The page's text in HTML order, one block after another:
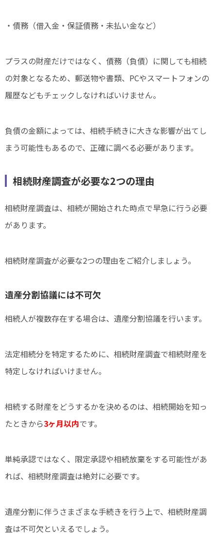
・債務（借入金・保証債務・未払い金など）
プラスの財産だけではなく、債務（負債）に関しても相続
の対象となるため、郵送物や書類、PCやスマートフォンの
履歴などもチェックしなければいけません。
負債の金額によっては、相続手続きに大きな影響が出てし
まう可能性もあるので、正確に調べる必要があります。
相続財産調査が必要な2つの理由
相続財産調査は、相続が開始された時点で早急に行う必要
があります。
相続財産調査が必要な2つの理由をご紹介しましょう。
遺産分割協議には不可欠
相続人が複数存在する場合は、遺産分割協議を行います。
法定相続分を特定するために、相続財産調査で相続財産を
特定しなければいけません。
相続する財産をどうするかを決めるのは、相続開始を知っ
たときから3ヶ月以内です。
単純承認ではなく、限定承認や相続放棄をする可能性があ
れば、相続財産調査は絶対に必要です。
遺産分割に伴うさまざまな手続きを行う上で、相続財産調
査は不可欠といえるでしょう。